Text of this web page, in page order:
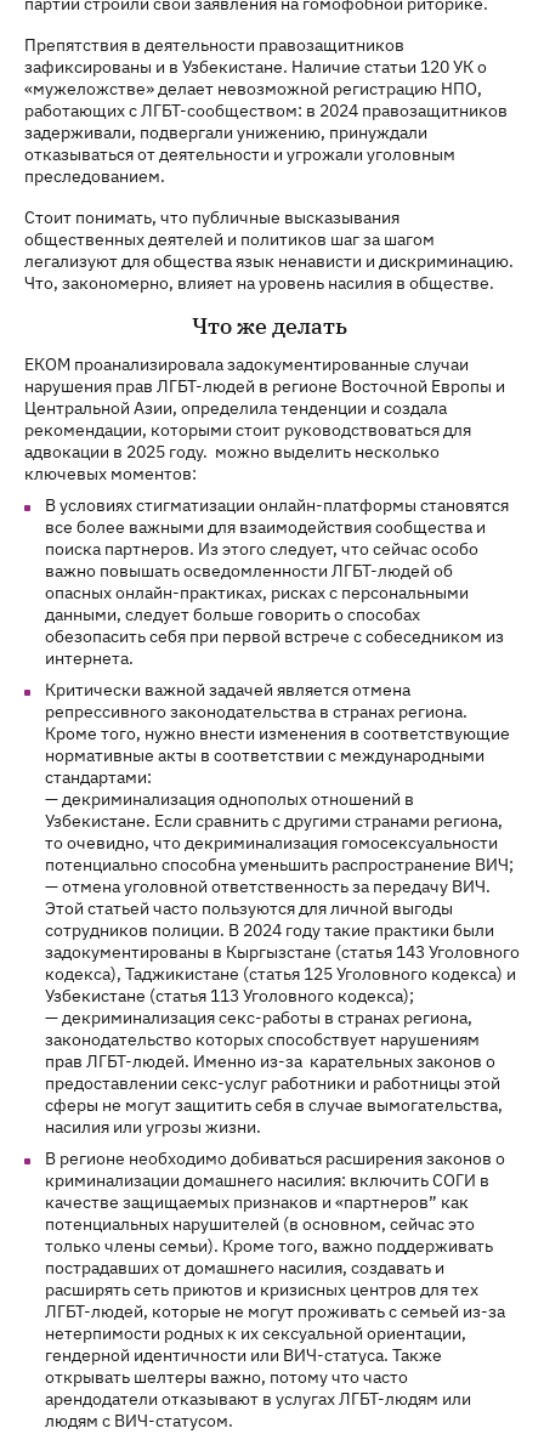
Препятствия в деятельности правозащитников
зафиксированы и в Узбекистане. Наличие статьи 120 УК о
«мужеложстве» делает невозможной регистрацию НПО,
работающих с ЛГБТ-сообществом: в 2024 правозащитников
задерживали, подвергали унижению, принуждали
отказываться от деятельности и угрожали уголовным
преследованием.
Стоит понимать, что публичные высказывания
общественных деятелей и политиков шаг за шагом
легализуют для общества язык ненависти и дискриминацию.
Что, закономерно, влияет на уровень насилия в обществе.
Что же делать
ЕКОМ проанализировала задокументированные случаи
нарушения прав ЛГБТ-людей в регионе Восточной Европы и
Центральной Азии, определила тенденции и создала
рекомендации, которыми стоит руководствоваться для
адвокации в 2025 году. можно выделить несколько
ключевых моментов:
В условиях стигматизации онлайн-платформы становятся
все более важными для взаимодействия сообщества и
поиска партнеров. Из этого следует, что сейчас особо
важно повышать осведомленности ЛГБТ-людей об
опасных онлайн-практиках, рисках с персональными
данными, следует больше говорить о способах
обезопасить себя при первой встрече с собеседником из
интернета.
Критически важной задачей является отмена
репрессивного законодательства в странах региона.
Кроме того, нужно внести изменения в соответствующие
нормативные акты в соответствии с международными
стандартами:
— декриминализация однополых отношений в
Узбекистане. Если сравнить с другими странами региона,
то очевидно, что декриминализация гомосексуальности
потенциально способна уменьшить распространение ВИЧ;
— отмена уголовной ответственность за передачу ВИЧ.
Этой статьей часто пользуются для личной выгоды
сотрудников полиции. В 2024 году такие практики были
задокументированы в Кыргызстане (статья 143 Уголовного
кодекса), Таджикистане (статья 125 Уголовного кодекса) и
Узбекистане (статья 113 Уголовного кодекса);
— декриминализация секс-работы в странах региона,
законодательство которых способствует нарушениям
прав ЛГБТ-людей. Именно из-за карательных законов о
предоставлении секс-услуг работники и работницы этой
сферы не могут защитить себя в случае вымогательства,
насилия или угрозы жизни.
В регионе необходимо добиваться расширения законов о
криминализации домашнего насилия: включить СОГИ в
качестве защищаемых признаков и «партнеров” как
потенциальных нарушителей (в основном, сейчас это
только члены семьи). Кроме того, важно поддерживать
пострадавших от домашнего насилия, создавать и
расширять сеть приютов и кризисных центров для тех
ЛГБТ-людей, которые не могут проживать с семьей из-за
нетерпимости родных к их сексуальной ориентации,
гендерной идентичности или ВИЧ-статуса. Также
открывать шелтеры важно, потому что часто
арендодатели отказывают в услугах ЛГБТ-людям или
людям с ВИЧ-статусом.